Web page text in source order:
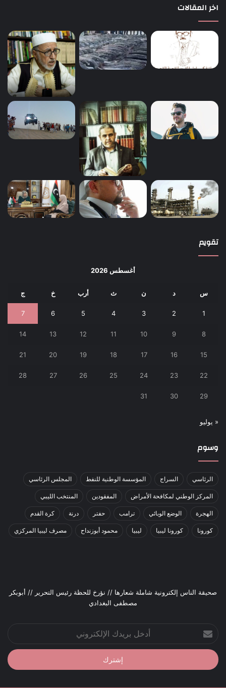
اخر المقالات
تقويم
أغسطس 2026
س د ن ث أرب خ ج
1
2
3
4
5
6
7
8
9
10
11
12
13
14
15
16
17
18
19
20
21
22
23
24
25
26
27
28
29
30
31
« يوليو
وسوم
الرئاسي السراج المؤسسة الوطنية للنفط المجلس الرئاسي
المركز الوطني لمكافحة الأمراض المفقودين المنتخب الليبي
الهجرة الوضع الوبائي ترامب حفتر درنة كرة القدم
كورونا كورونا ليبيا ليبيا محمود أبوزنداح مصرف ليبيا المركزي
صحيقة الناس إلكترونية شاملة شعارها // نؤرخ للحظة رئيس التحرير // أبوبكر
مصطفى البغدادي
بريدك
الإلكتروني